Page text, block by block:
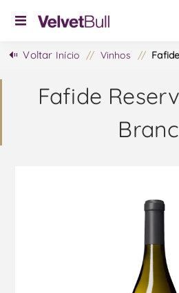
Voltar Início / Vinhos /
Fafide